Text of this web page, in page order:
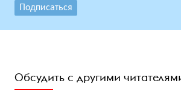
Подписаться
Обсудить с другими